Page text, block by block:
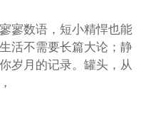
寥数语，短小精悍也能
活不需要长篇大论；静
岁月的记录。罐头，从